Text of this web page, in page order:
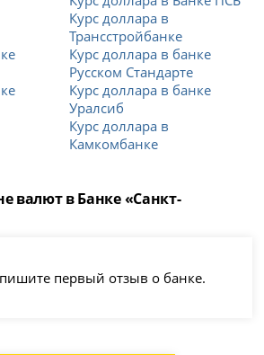
Курс доллара в
Трансстройбанке
Курс доллара в банке
Русском Стандарте
Курс доллара в банке
Уралсиб
Курс доллара в
Камкомбанке
валют в Банке «Санкт-
первый отзыв о банке.